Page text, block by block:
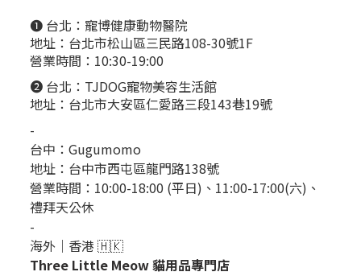
❶ 台北： 寵博健康動物醫院
地址：台北市松山區三民路108-30號1F
營業時間：10:30-19:00
❷ 台北： TJDOG寵物美容生活館
地址：台北市大安區仁愛路三段143巷19號
-
台中： Gugumomo
地址： 台中市西屯區龍門路138號
營業時間：10:00-18:00 (平日)、11:00-17:00(六)、
禮拜天公休
-
海外｜香港 🇭🇰
Three Little Meow 貓用品專門店